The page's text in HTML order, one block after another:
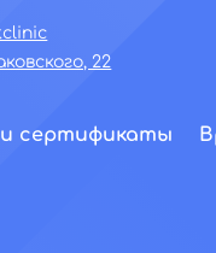
22
сертификаты